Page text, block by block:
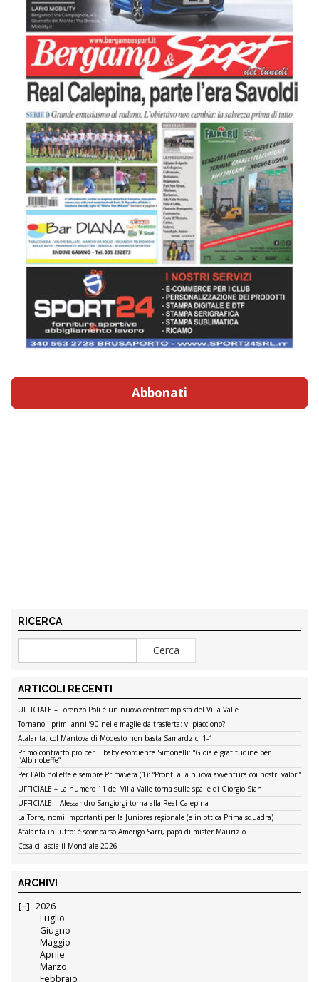
Abbonati
RICERCA
ARTICOLI RECENTI
UFFICIALE – Lorenzo Poli è un nuovo centrocampista del Villa Valle
Tornano i primi anni ’90 nelle maglie da trasferta: vi piacciono?
Atalanta, col Mantova di Modesto non basta Samardzic: 1-1
Primo contratto pro per il baby esordiente Simonelli: “Gioia e gratitudine per
l’AlbinoLeffe”
Per l’AlbinoLeffe è sempre Primavera (1): “Pronti alla nuova avventura coi nostri valori”
UFFICIALE – La numero 11 del Villa Valle torna sulle spalle di Giorgio Siani
UFFICIALE – Alessandro Sangiorgi torna alla Real Calepina
La Torre, nomi importanti per la Juniores regionale (e in ottica Prima squadra)
Atalanta in lutto: è scomparso Amerigo Sarri, papà di mister Maurizio
Cosa ci lascia il Mondiale 2026
ARCHIVI
2026
Luglio
Giugno
Maggio
Aprile
Marzo
Febbraio